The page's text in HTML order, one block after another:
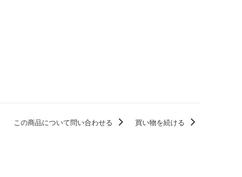
この商品について問い合わせる 買い物を続ける